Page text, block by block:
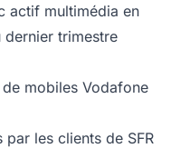
actif multimédia en
trimestre
mobiles Vodafone
les clients de SFR